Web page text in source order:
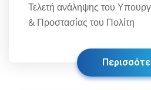
Τελετή ανάληψης του
& Προστασίας του Πολίτη